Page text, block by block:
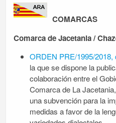
COMARCAS
Comarca de Jacetania /
ORDEN PRE/1995/2018,
la que se dispone la
colaboración entre el
Comarca de La
una subvención para la
medidas a favor de la